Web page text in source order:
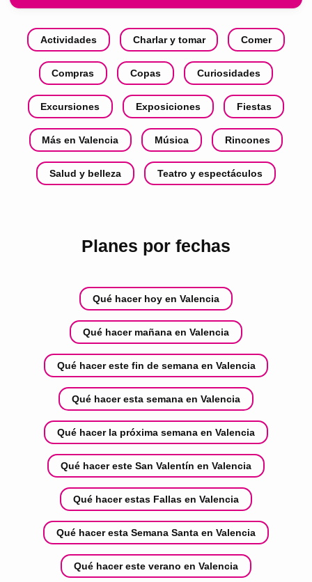
Actividades Charlar y tomar Comer
Compras Copas Curiosidades
Excursiones Exposiciones Fiestas
Más en Valencia Música Rincones
Salud y belleza Teatro y espectáculos
Planes por fechas
Qué hacer hoy en Valencia
Qué hacer mañana en Valencia
Qué hacer este fin de semana en Valencia
Qué hacer esta semana en Valencia
Qué hacer la próxima semana en Valencia
Qué hacer este San Valentín en Valencia
Qué hacer estas Fallas en Valencia
Qué hacer esta Semana Santa en Valencia
Qué hacer este verano en Valencia